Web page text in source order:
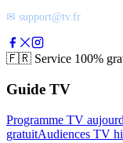
✉ support@tv.fr
🇫🇷 Service 100%
Guide TV
Programme TV
gratuitAudiences TV